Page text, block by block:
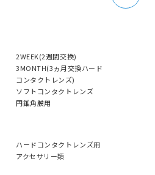
2WEEK(2週間交換)
3MONTH(3ヵ月交換ハード
コンタクトレンズ)
ソフトコンタクトレンズ
円錐角膜用
ハードコンタクトレンズ用
アクセサリー類